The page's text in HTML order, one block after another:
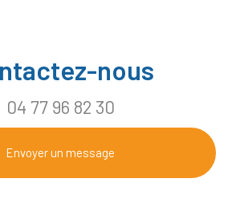
nous
04 77 96 82 30
Envoyer un message